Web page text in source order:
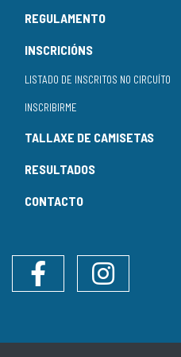
REGULAMENTO
INSCRICIÓNS
LISTADO DE INSCRITOS NO CIRCUÍTO
INSCRIBIRME
TALLAXE DE CAMISETAS
RESULTADOS
CONTACTO
Instagram